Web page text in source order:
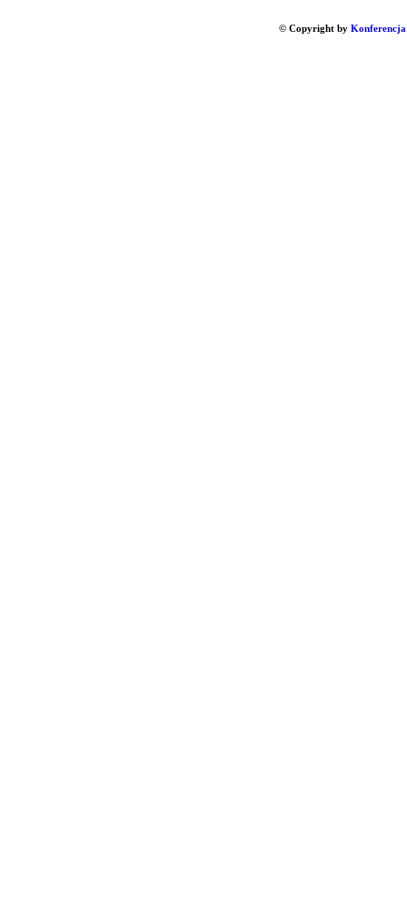
© Copyright by Konferencja